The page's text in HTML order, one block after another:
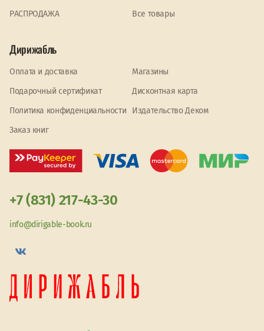
PАСПРОДАЖА
Все товары
Дирижабль
Оплата и доставка
Магазины
Подарочный сертификат
Дисконтная карта
Политика конфиденциальности
Издательство Деком
Заказ книг
+7 (831) 217-43-30
info@dirigable-book.ru